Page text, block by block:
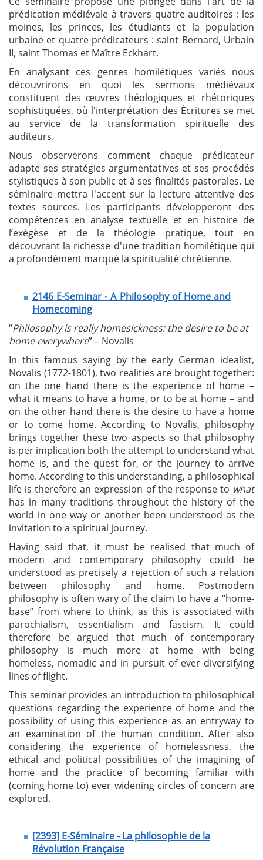
prédication médiévale à travers quatre auditoires : les
moines, les princes, les étudiants et la population
urbaine et quatre prédicateurs : saint Bernard, Urbain
II, saint Thomas et Maître Eckhart.
En analysant ces genres homilétiques variés nous
découvrirons en quoi les sermons médiévaux
constituent des œuvres théologiques et rhétoriques
sophistiquées, où l'interprétation des Écritures se met
au service de la transformation spirituelle des
auditeurs.
Nous observerons comment chaque prédicateur
adapte ses stratégies argumentatives et ses procédés
stylistiques à son public et à ses finalités pastorales. Le
séminaire mettra l'accent sur la lecture attentive des
textes sources. Les participants développeront des
compétences en analyse textuelle et en histoire de
l’exégèse et de la théologie pratique, tout en
découvrant la richesse d'une tradition homilétique qui
a profondément marqué la spiritualité chrétienne.
2146 E-Seminar - A Philosophy of Home and
Homecoming
“Philosophy is really homesickness: the desire to be at
home everywhere” – Novalis
In this famous saying by the early German idealist,
Novalis (1772-1801), two realities are brought together:
on the one hand there is the experience of home –
what it means to have a home, or to be at home – and
on the other hand there is the desire to have a home
or to come home. According to Novalis, philosophy
brings together these two aspects so that philosophy
is per implication both the attempt to understand what
home is, and the quest for, or the journey to arrive
home. According to this understanding, a philosophical
life is therefore an expression of the response to what
has in many traditions throughout the history of the
world in one way or another been understood as the
invitation to a spiritual journey.
Having said that, it must be realised that much of
modern and contemporary philosophy could be
understood as precisely a rejection of such a relation
between philosophy and home. Postmodern
philosophy is often wary of the claim to have a “home-
base” from where to think, as this is associated with
parochialism, essentialism and fascism. It could
therefore be argued that much of contemporary
philosophy is much more at home with being
homeless, nomadic and in pursuit of ever diversifying
lines of flight.
This seminar provides an introduction to philosophical
questions regarding the experience of home and the
possibility of using this experience as an entryway to
an examination of the human condition. After also
considering the experience of homelessness, the
ethical and political possibilities of the imagining of
home and the practice of becoming familiar with
(coming home to) ever widening circles of concern are
explored.
[2393] E-Séminaire - La philosophie de la
Révolution Française